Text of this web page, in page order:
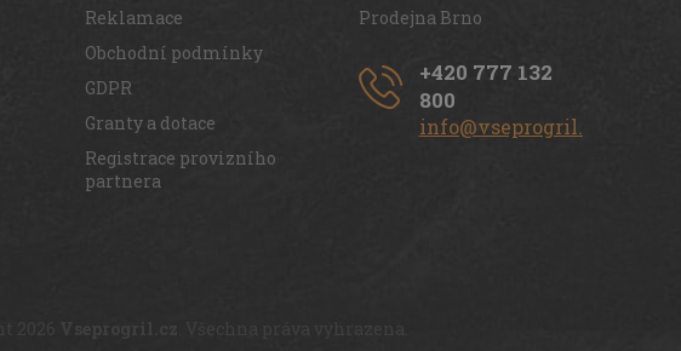
Reklamace
Obchodní podmínky
GDPR
Granty a dotace
Registrace provizního
partnera
Prodejna Brno
+420 777 132
800
info@vseprogril.cz